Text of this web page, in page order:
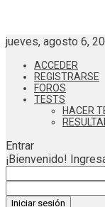
jueves, agosto 6,
ACCEDER
REGISTRARSE
FOROS
TESTS
HACER
Entrar
¡Bienvenido!